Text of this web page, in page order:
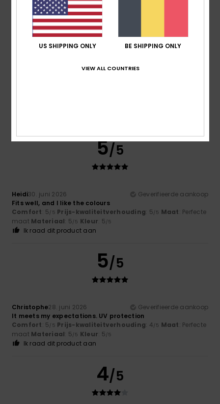
4
Geverifieerde aankoop
5/5
Heidi30. juni 2026
Geverifieerde aankoop
Fits well, and I like the colours
Comfort: 5/5 Prijs-kwaliteitverhouding: 5/5 Maat: Perfecte
maat Materiaal: 5/5 Kleur: 5/5
Ik raad dit product aan
5/5
Christophe28. juni 2026
Geverifieerde aankoop
It meets my expectations. UV protection
Comfort: 5/5 Prijs-kwaliteitverhouding: 4/5 Maat: Perfecte
maat Materiaal: 5/5 Kleur: 5/5
Ik raad dit product aan
4/5
US SHIPPING ONLY BE SHIPPING ONLY
VIEW ALL COUNTRIES